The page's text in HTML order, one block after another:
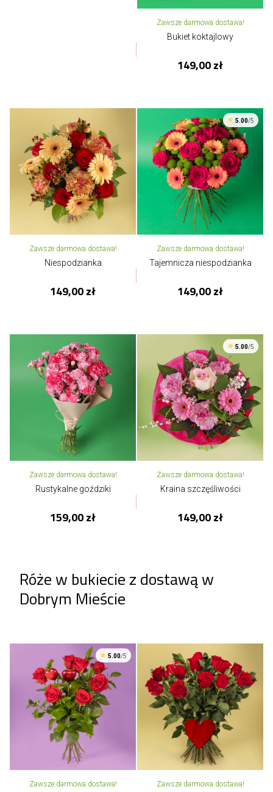
Zawsze darmowa dostawa!
Bukiet koktajlowy
149,00 zł
Zawsze darmowa dostawa!
Niespodzianka
149,00 zł
5.00/5
Zawsze darmowa dostawa!
Tajemnicza niespodzianka
149,00 zł
Zawsze darmowa dostawa!
Rustykalne goździki
159,00 zł
5.00/5
Zawsze darmowa dostawa!
Kraina szczęśliwości
149,00 zł
Róże w bukiecie z dostawą w
Dobrym Mieście
5.00/5
Zawsze darmowa dostawa! Zawsze darmowa dostawa!